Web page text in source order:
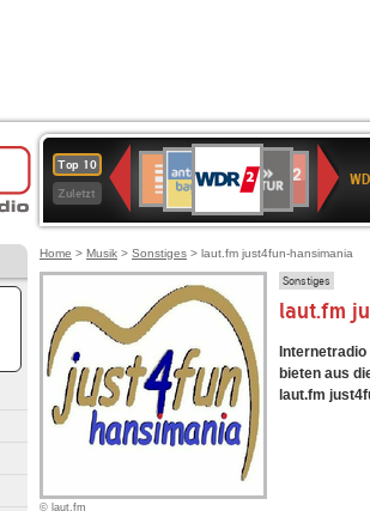
Top 10
Zuletzt
Deutschlandfunk
90er
OLDIE
ANTENNE
4
KLASSIK
Deutschlandfunk
KulturBAYERN
2
Kultur
NDR
2
Home > Musik > Sonstiges > laut.fm just4fun-hansimania
© laut.fm
Sonstiges
laut.fm
bieten aus
laut.fm